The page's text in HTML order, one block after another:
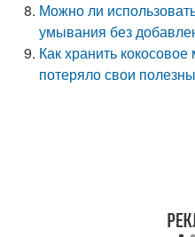
Можно ли
умывания без
Как хранить
потеряло свои